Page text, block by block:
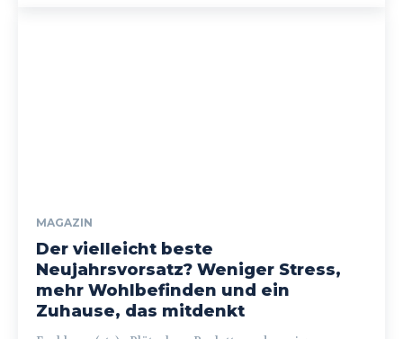
MAGAZIN
Der vielleicht beste
Neujahrsvorsatz? Weniger Stress,
mehr Wohlbefinden und ein
Zuhause, das mitdenkt